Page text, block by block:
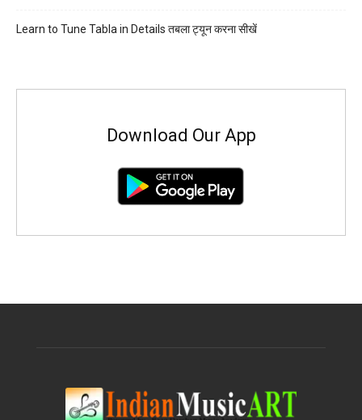
Learn to Tune Tabla in Details तबला ट्यून करना सीखें
Download Our App